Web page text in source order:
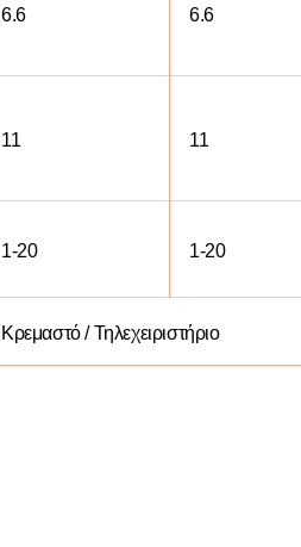
6.6 6.6
11 11
1-20 1-20
Κρεμαστό / Τηλεχειριστήριο